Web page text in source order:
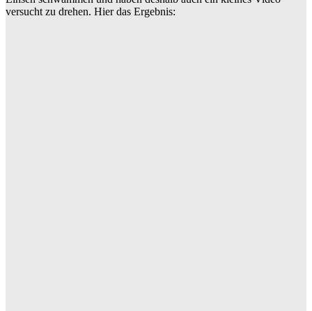
versucht zu drehen. Hier das Ergebnis: